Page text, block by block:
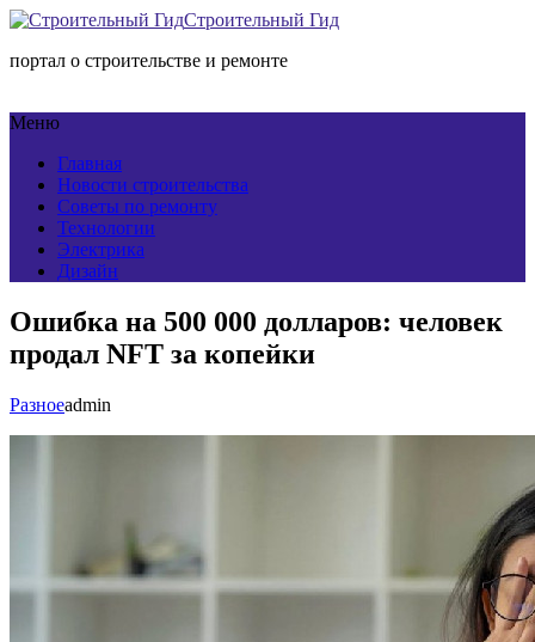
Строительный Гид
портал о строительстве и ремонте
Меню
Главная
Новости строительства
Советы по ремонту
Технологии
Электрика
Дизайн
Ошибка на 500 000 долларов: человек
продал NFT за копейки
Разноеadmin